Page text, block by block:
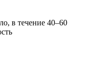
в течение 40–60